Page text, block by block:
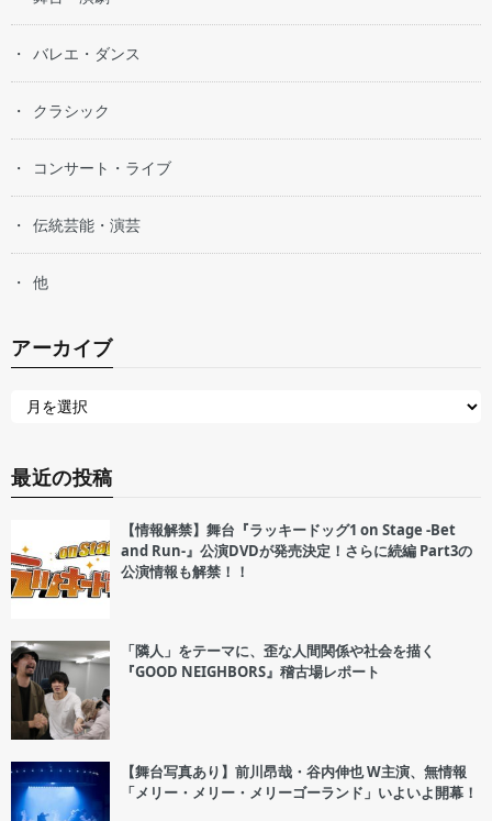
バレエ・ダンス
クラシック
コンサート・ライブ
伝統芸能・演芸
他
アーカイブ
最近の投稿
【情報解禁】舞台『ラッキードッグ1 on Stage -Bet
and Run-』公演DVDが発売決定！さらに続編 Part3の
公演情報も解禁！！
「隣人」をテーマに、歪な人間関係や社会を描く
『GOOD NEIGHBORS』稽古場レポート
【舞台写真あり】前川昂哉・谷内伸也 W主演、無情報
「メリー・メリー・メリーゴーランド」いよいよ開幕！